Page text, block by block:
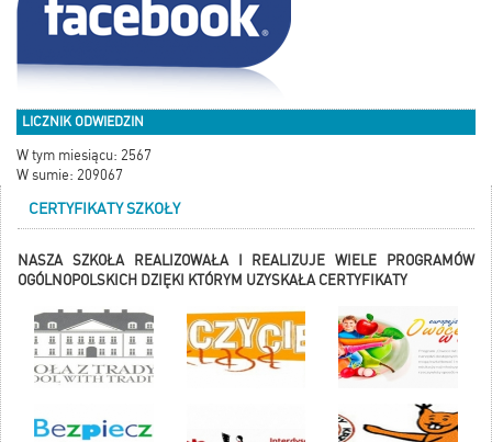
LICZNIK ODWIEDZIN
W tym miesiącu: 2567
W sumie: 209067
CERTYFIKATY SZKOŁY
NASZA SZKOŁA REALIZOWAŁA I REALIZUJE WIELE PROGRAMÓW
OGÓLNOPOLSKICH DZIĘKI KTÓRYM UZYSKAŁA CERTYFIKATY